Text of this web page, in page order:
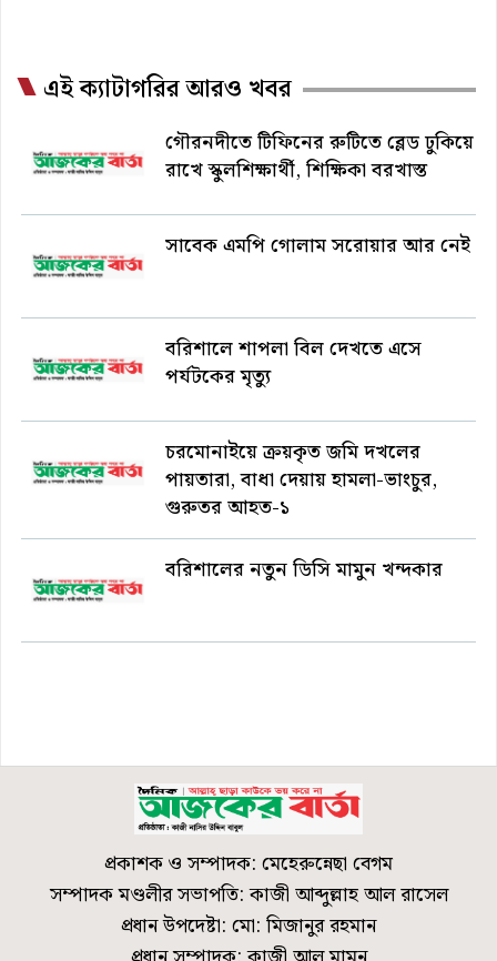
এই ক্যাটাগরির আরও খবর
গৌরনদীতে টিফিনের রুটিতে ব্লেড ঢুকিয়ে
রাখে স্কুলশিক্ষার্থী, শিক্ষিকা বরখাস্ত
সাবেক এমপি গোলাম সরোয়ার আর নেই
বরিশালে শাপলা বিল দেখতে এসে
পর্যটকের মৃত্যু
চরমোনাইয়ে ক্রয়কৃত জমি দখলের
পায়তারা, বাধা দেয়ায় হামলা-ভাংচুর,
গুরুতর আহত-১
বরিশালের নতুন ডিসি মামুন খন্দকার
প্রকাশক ও সম্পাদক: মেহেরুন্নেছা বেগম
সম্পাদক মণ্ডলীর সভাপতি: কাজী আব্দুল্লাহ আল রাসেল
প্রধান উপদেষ্টা: মো: মিজানুর রহমান